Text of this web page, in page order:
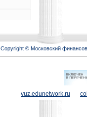
Copyright © Московский
vuz.edunetwork.ru